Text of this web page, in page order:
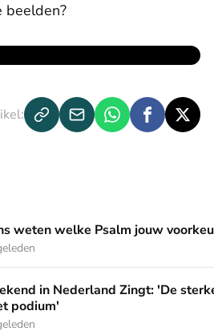
beelden?
Psalm jouw voorkeur heeft!
weten welke Psalm jouw
Zingt: 'De sterke vrouw' en
in Nederland Zingt: 'De
podium'